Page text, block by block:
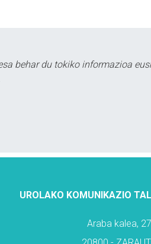
behar du tokiko informazioa
UROLAKO KOMUNIKAZIO
Araba kalea, 27